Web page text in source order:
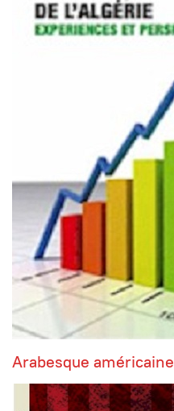
Arabesque américaine